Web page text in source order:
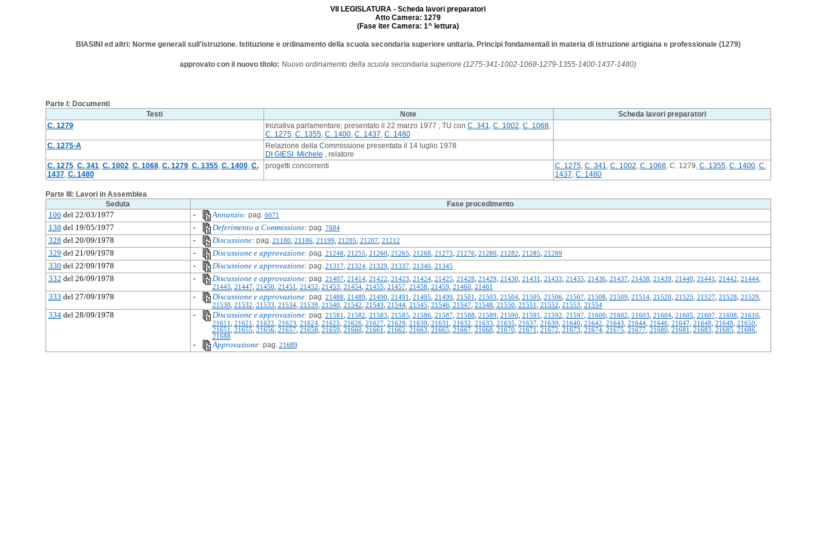
VII LEGISLATURA - Scheda lavori preparatori
Atto Camera: 1279
(Fase iter Camera: 1^ lettura)
BIASINI ed altri: Norme generali sull'istruzione. Istituzione e ordinamento della scuola secondaria superiore unitaria. Principi fondamentali in materia di istruzione artigiana e professionale (1279)
approvato con il nuovo titolo: Nuovo ordinamento della scuola secondaria superiore (1275-341-1002-1068-1279-1355-1400-1437-1480)
Parte I: Documenti
Testi
Note
Scheda lavori preparatori
C. 1279
Iniziativa parlamentare; presentato il 22 marzo 1977 ; TU con C. 341, C. 1002, C. 1068,
C. 1275, C. 1355, C. 1400, C. 1437, C. 1480
C. 1275-A
Relazione della Commissione presentata il 14 luglio 1978
DI GIESI Michele , relatore
C. 1275, C. 341, C. 1002, C. 1068, C. 1279, C. 1355, C. 1400, C.
1437, C. 1480
progetti concorrenti C. 1275, C. 341, C. 1002, C. 1068, C. 1279, C. 1355, C. 1400, C.
1437, C. 1480
Parte III: Lavori in Assemblea
Seduta
Fase procedimento
106 del 22/03/1977 - Annunzio:pag. 6071
138 del 19/05/1977 - Deferimento a Commissione:pag. 7684
328 del 20/09/1978 - Discussione:pag. 21180 21186, 21199 21205 21207, 21212
329 del 21/09/1978 - Discussione e approvazione:pag. 21248 21255 21260 21265 21268 21273 21276, 21280 21282 21285 21289
330 del 22/09/1978 - Discussione e approvazione:pag. 21317, 21324, 21329 21337, 21340 21345
332 del 26/09/1978 - Discussione e approvazione:pag. 21407, 21414, 21422 21423 21424, 21425 21428 21429 21430 21431 21433 21435 21436, 21437, 21438 21439 21440 21441 21442 21444,
21445
21447, 21450 21451 21452 21453 21454, 21455 21457, 21458 21459 21460 21461
333 del 27/09/1978 - Discussione e approvazione:pag. 21488 21489 21490 21491 21495 21499 21501 21503 21504, 21505 21506, 21507, 21508 21509 21514, 21520 21525 21527, 21528 21529
21530
21532 21533 21534, 21539 21540 21542 21543 21544, 21545 21546, 21547, 21548 21550 21551 21552 21553 21554
334del 28/09/1978 - Discussione e approvazione:pag. 21581 21582 21583 21585 21586, 21587, 21588 21589 21590 21591 21592 21597, 21600 21602 21603 21604, 21605 21607, 21608 21610
21611
21621 21622 21623 21624, 21625 21626, 21627, 21629 21630 21631 21632 21633 21635 21637, 21639 21640 21642 21643 21644, 21646, 21647, 21648 21649 21650
21651
21655 21656, 21657, 21658 21659 21660 21661 21662 21663 21665 21667, 21668 21670 21671 21672 21673 21674, 21675 21677, 21680 21681 21683 21685 21686,
21688
- Approvazione:pag. 21689